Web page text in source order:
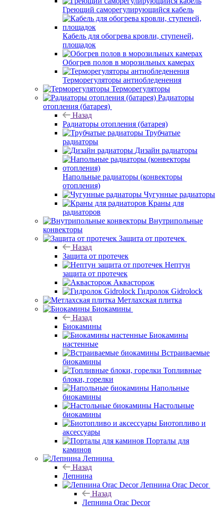
Греющий саморегулирующийся кабель
Кабель для обогрева кровли, ступеней,
площадок
Обогрев полов в морозильных камерах
Терморегуляторы антиобледенения
Терморегуляторы
Радиаторы
отопления (батарея)
Назад
Радиаторы отопления (батарея)
Трубчатые
радиаторы
Дизайн радиаторы
Напольные радиаторы (конвекторы
отопления)
Чугунные радиаторы
Краны для
радиаторов
Внутрипольные
конвекторы
Защита от протечек
Назад
Защита от протечек
Нептун
защита от протечек
Аквасторож
Гидролок Gidrolock
Метлахская плитка
Биокамины
Назад
Биокамины
Биокамины
настенные
Встраиваемые
биокамины
Топливные
блоки, горелки
Напольные
биокамины
Настольные
биокамины
Биотопливо и
аксессуары
Порталы для
каминов
Лепнина
Назад
Лепнина
Лепнина Orac Decor
Назад
Лепнина Orac Decor